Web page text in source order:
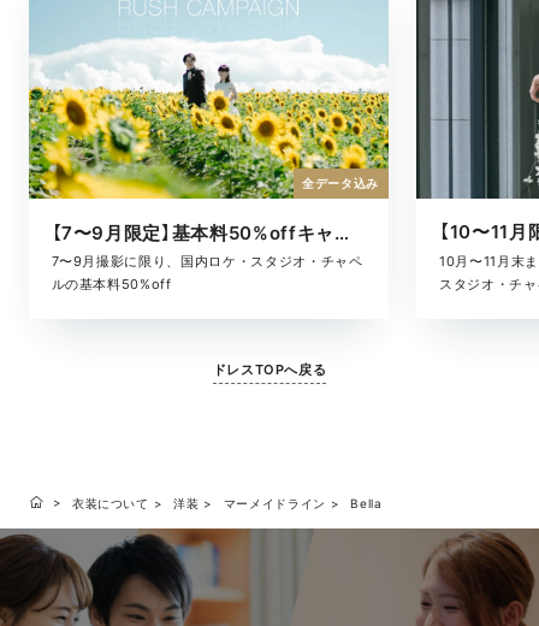
【7〜9月限定】基本料50%offキャンペーン
7〜9月撮影に限り、国内ロケ・スタジオ・チャペ
ルの基本料50%off
全データ込み
10月〜11月末
スタジオ・チ
ドレスTOPへ戻る
衣装について 洋装 マーメイドライン Bella